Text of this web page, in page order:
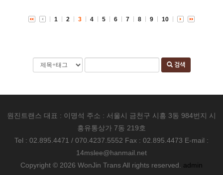
1 2 3 4 5 6 7 8 9 10
검색
원진트랜스 대표 : 이명석 주소 : 서울시 금천구 시흥 3동 984번지 시
흥유통상가 7동 219호
Tel : 02.895.4471 / 070.4237.5552 Fax : 02.895.4473 E-mail :
14mslee@hanmail.net
Copyright © 2026 WonJin Trans All rights reserved. admin